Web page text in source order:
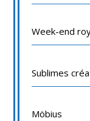
Week-end
Sublimes
Möbius